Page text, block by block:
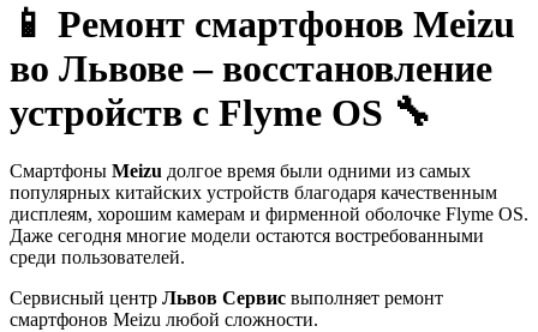
📱 Ремонт смартфонов Meizu
во Львове – восстановление
устройств с Flyme OS 🔧
Смартфоны Meizu долгое время были одними из самых
популярных китайских устройств благодаря качественным
дисплеям, хорошим камерам и фирменной оболочке Flyme OS.
Даже сегодня многие модели остаются востребованными
среди пользователей.
Сервисный центр Львов Сервис выполняет ремонт
смартфонов Meizu любой сложности.